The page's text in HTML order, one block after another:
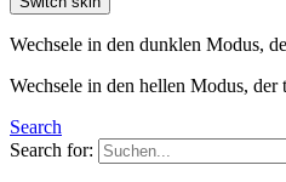
Wechsele in den dunklen Modus,
Wechsele in den hellen Modus, der
Search
Search for: